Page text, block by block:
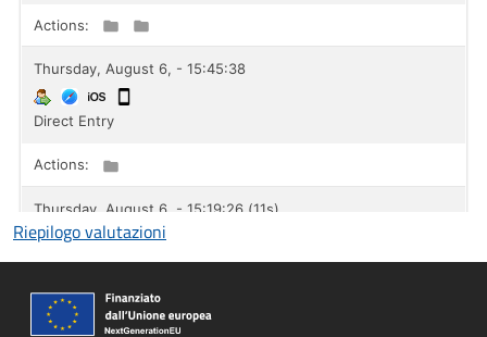
Riepilogo valutazioni